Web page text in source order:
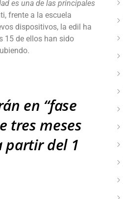
es una de las principales
frente a la escuela
dispositivos, la edil ha
15 de ellos han sido
en “fase
tres meses
partir del 1